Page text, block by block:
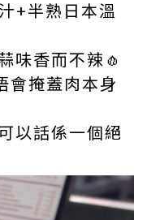
+半熟日本溫
味香而不辣🧄
會掩蓋肉本身
以話係一個絕